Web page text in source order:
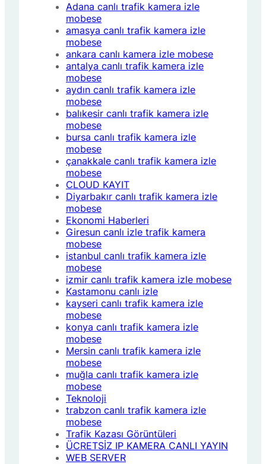
Adana canlı trafik kamera izle
mobese
amasya canlı trafik kamera izle
mobese
ankara canlı kamera izle mobese
antalya canlı trafik kamera izle
mobese
aydın canlı trafik kamera izle
mobese
balıkesir canlı trafik kamera izle
mobese
bursa canlı trafik kamera izle
mobese
çanakkale canlı trafik kamera izle
mobese
CLOUD KAYIT
Diyarbakır canlı trafik kamera izle
mobese
Ekonomi Haberleri
Giresun canlı izle trafik kamera
mobese
istanbul canlı trafik kamera izle
mobese
izmir canlı trafik kamera izle mobese
Kastamonu canlı izle
kayseri canlı trafik kamera izle
mobese
konya canlı trafik kamera izle
mobese
Mersin canlı trafik kamera izle
mobese
muğla canlı trafik kamera izle
mobese
Teknoloji
trabzon canlı trafik kamera izle
mobese
Trafik Kazası Görüntüleri
ÜCRETSİZ IP KAMERA CANLI YAYIN
WEB SERVER